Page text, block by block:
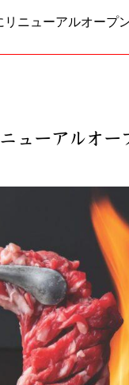
ニューアルオープ
ーアルオー